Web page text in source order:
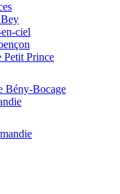
ciel
Petit Prince
Bény-Bocage